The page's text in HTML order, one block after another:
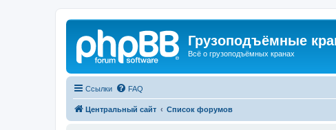
Грузоподъёмные
Всё о грузоподъёмных кранах
Ссылки FAQ
Центральный сайт Список форумов